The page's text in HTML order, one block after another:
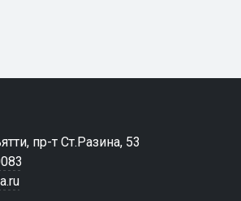
пр-т Ст.Разина, 53